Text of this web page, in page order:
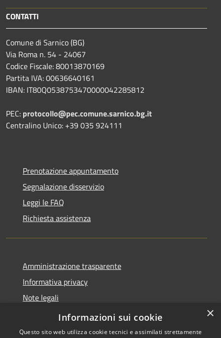
CONTATTI
Comune di Sarnico (BG)
Via Roma n. 54 - 24067
Codice Fiscale: 80013870169
Partita IVA: 00636640161
IBAN: IT80Q0538753470000042285812
PEC: protocollo@pec.comune.sarnico.bg.it
Centralino Unico: +39 035 924111
Prenotazione appuntamento
Segnalazione disservizio
Leggi le FAQ
Richiesta assistenza
Amministrazione trasparente
Informativa privacy
Note legali
Dichiarazione di accessibilità
×
Informazioni sui cookie
Questo sito web utilizza cookie tecnici e assimilati strettamente